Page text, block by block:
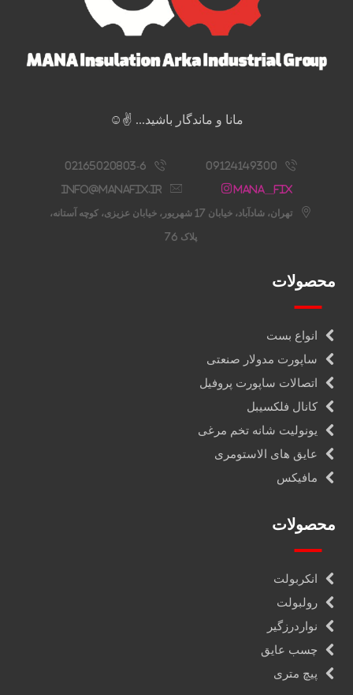
مانا و ماندگار باشید... ✌️☺️
09124149300
02165020803-6
Mana__fix
info@manafix.ir
تهران، شادآباد، خیابان 17 شهریور، خیابان عزیزی، کوچه آستانه،
پلاک 76
محصولات
انواع بست
ساپورت مدولار صنعتی
اتصالات ساپورت پروفیل
کانال فلکسیبل
یونولیت شانه تخم مرغی
عایق های الاستومری
مافیکس
محصولات
انکربولت
رولبولت
نواردرزگیر
چسب عایق
پیچ متری